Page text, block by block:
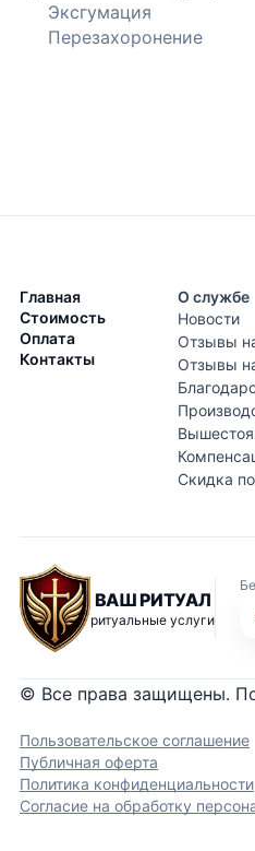
Эксгумация
Перезахоронение
Главная
Стоимость
Оплата
Контакты
О службе
Новости
Отзывы
Отзывы
Скидка
ВАШ РИТУАЛ
ритуальные услуги
© Все права защищены.
Пользовательское соглашение
Публичная оферта
Политика конфиденциальности
Согласие на обработку